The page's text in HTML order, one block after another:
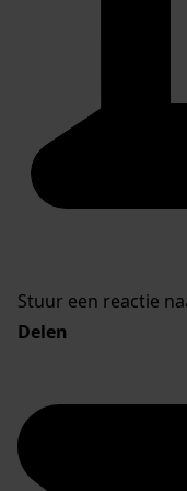
Stuur een reactie
Delen